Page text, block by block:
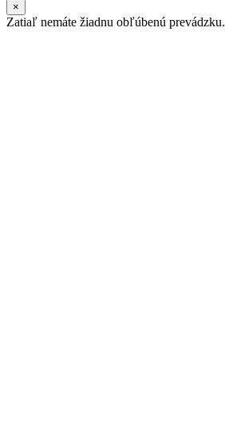
×
Zatiaľ nemáte žiadnu obľúbenú prevádzku.